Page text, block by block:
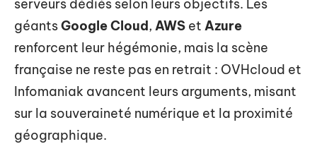
serveurs dédiés selon leurs objectifs. Les
géantsGoogle Cloud, AWS et Azure
renforcent leur hégémonie, mais la scène
française ne reste pas en retrait : OVHcloud et
Infomaniak avancent leurs arguments, misant
sur la souveraineté numérique et la proximité
géographique.